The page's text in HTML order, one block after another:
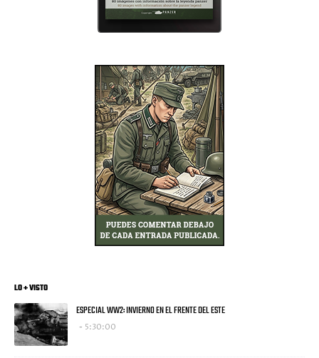
LO + VISTO
ESPECIAL WW2: INVIERNO EN EL FRENTE DEL ESTE
5:30:00